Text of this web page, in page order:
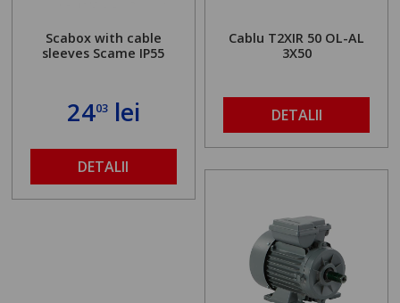
Scabox with cable
sleeves Scame IP55
2403lei
DETALII
Cablu T2XIR 50 OL-AL
3X50
DETALII